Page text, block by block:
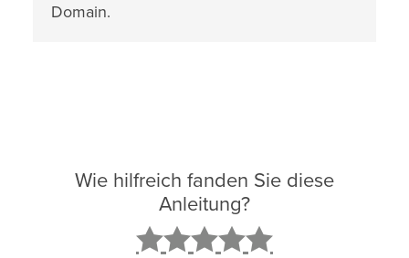
Domain.
Wie hilfreich fanden Sie diese
Anleitung?